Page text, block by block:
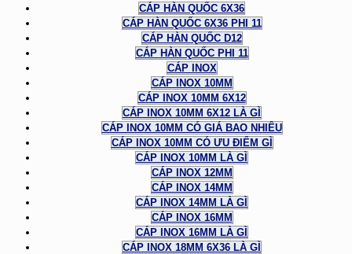
CÁP HÀN QUỐC 6X36
CÁP HÀN QUỐC 6X36 PHI 11
CÁP HÀN QUỐC D12
CÁP HÀN QUỐC PHI 11
CÁP INOX
CÁP INOX 10MM
CÁP INOX 10MM 6X12
CÁP INOX 10MM 6X12 LÀ GÌ
CÁP INOX 10MM CÓ GIÁ BAO NHIÊU
CÁP INOX 10MM CÓ ƯU ĐIỂM GÌ
CÁP INOX 10MM LÀ GÌ
CÁP INOX 12MM
CÁP INOX 14MM
CÁP INOX 14MM LÀ GÌ
CÁP INOX 16MM
CÁP INOX 16MM LÀ GÌ
CÁP INOX 18MM 6X36 LÀ GÌ